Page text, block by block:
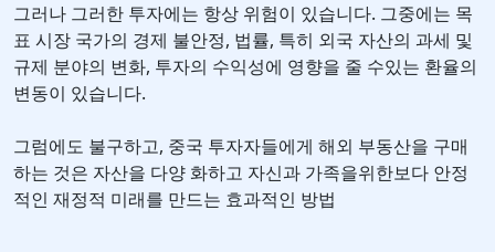
그러나 그러한 투자에는 항상 위험이 있습니다. 그중에는 목
표 시장 국가의 경제 불안정, 법률, 특히 외국 자산의 과세 및
규제 분야의 변화, 투자의 수익성에 영향을 줄 수있는 환율의
변동이 있습니다.
그럼에도 불구하고, 중국 투자자들에게 해외 부동산을 구매
하는 것은 자산을 다양 화하고 자신과 가족을위한보다 안정
적인 재정적 미래를 만드는 효과적인 방법